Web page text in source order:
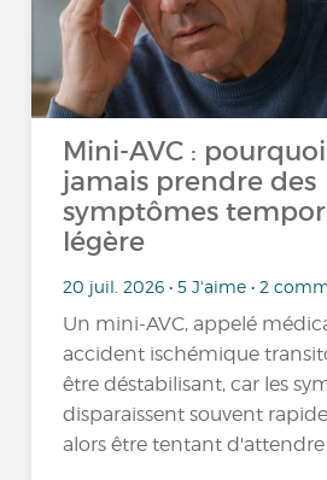
Mini-AVC :
jamais prendre des
symptômes
légère
20 juil. 2026 • 5 J'aime • 2
Un mini-AVC, appelé
accident ischémique
être déstabilisant, car les
disparaissent souvent
alors être tentant d'attendre